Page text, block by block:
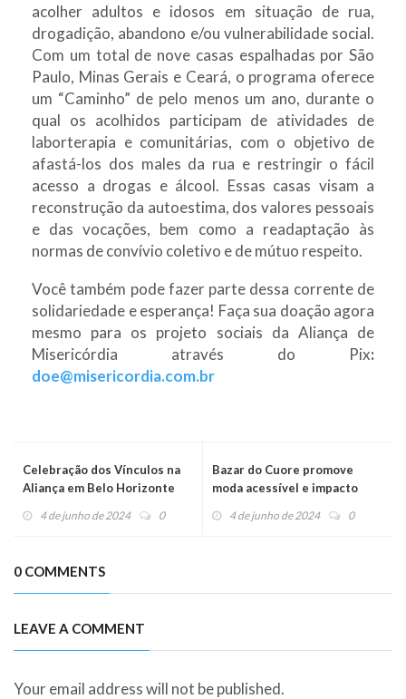
acolher adultos e idosos em situação de rua,
drogadição, abandono e/ou vulnerabilidade social.
Com um total de nove casas espalhadas por São
Paulo, Minas Gerais e Ceará, o programa oferece
um “Caminho” de pelo menos um ano, durante o
qual os acolhidos participam de atividades de
laborterapia e comunitárias, com o objetivo de
afastá-los dos males da rua e restringir o fácil
acesso a drogas e álcool. Essas casas visam a
reconstrução da autoestima, dos valores pessoais
e das vocações, bem como a readaptação às
normas de convívio coletivo e de mútuo respeito.
Você também pode fazer parte dessa corrente de
solidariedade e esperança! Faça sua doação agora
mesmo para os projeto sociais da Aliança de
Misericórdia através do Pix:
doe@misericordia.com.br
Celebração dos Vínculos na
Aliança em Belo Horizonte
4 de junho de 2024 0
Bazar do Cuore promove
moda acessível e impacto
4 de junho de 2024 0
0 COMMENTS
LEAVE A COMMENT
Your email address will not be published.